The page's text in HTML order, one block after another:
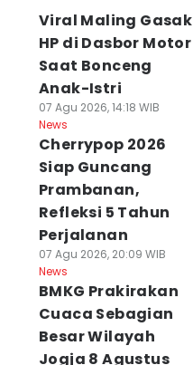
Viral Maling Gasak
HP di Dasbor Motor
Saat Bonceng
Anak-Istri
07 Agu 2026, 14:18 WIB
News
Cherrypop 2026
Siap Guncang
Prambanan,
Refleksi 5 Tahun
Perjalanan
07 Agu 2026, 20:09 WIB
News
BMKG Prakirakan
Cuaca Sebagian
Besar Wilayah
Jogja 8 Agustus